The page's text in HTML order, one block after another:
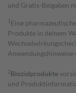
und Gratis-Beigaben
1 Eine
Produkte in deinem
Anwendungshinweise
2Biozidprodukte
und